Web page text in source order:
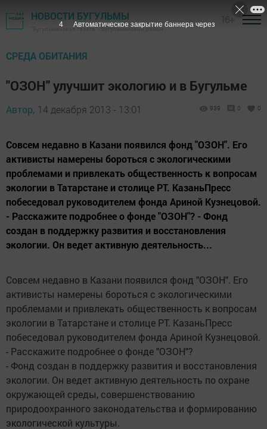
НОВОСТИ БУГУЛЬМЫ
"Бугульминская газета" - Бугульминский район
СРЕДА ОБИТАНИЯ
"ОЗОН" улучшит экологию и в Бугульме
Автор, 14 декабря 2013 - 13:01 939 0 0
Совсем недавно в Казани появился фонд "ОЗОН". Его
активисты намерены бороться с экологическими
проблемами и привлекать общественность к вопросам
экологии в Татарстане и столице РТ. КазаньПресс
побеседовал руководителем фонда Ариной Кузнецовой.
- Расскажите подробнее о фонде "ОЗОН"? - Фонд
создан в поддержку развития и восстановления
экологии. Он ведет активную деятельность...
Совсем недавно в Казани появился фонд "ОЗОН". Его
активисты намерены бороться с экологическими
проблемами и привлекать общественность к вопросам
экологии в Татарстане и столице РТ. КазаньПресс
побеседовал руководителем фонда Ариной Кузнецовой.
- Расскажите подробнее о фонде "ОЗОН"?
- Фонд создан в поддержку развития и восстановления
экологии. Он ведет активную деятельность по охране
окружающей среды, совершенствованию
природоохранного законодательства и формированию
экологической культуры.
3 Автоматическое закрытие баннера через